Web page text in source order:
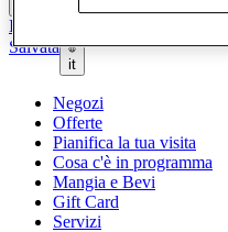
Il Club
Salvata
it
Negozi
Offerte
Pianifica la tua visita
Cosa c'è in programma
Mangia e Bevi
Gift Card
Servizi